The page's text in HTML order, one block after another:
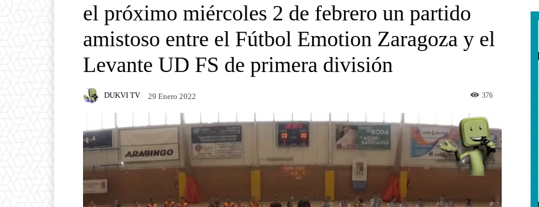
el próximo miércoles 2 de febrero un partido
amistoso entre el Fútbol Emotion Zaragoza y el
Levante UD FS de primera división
DUKVI TV 29 Enero 2022 376